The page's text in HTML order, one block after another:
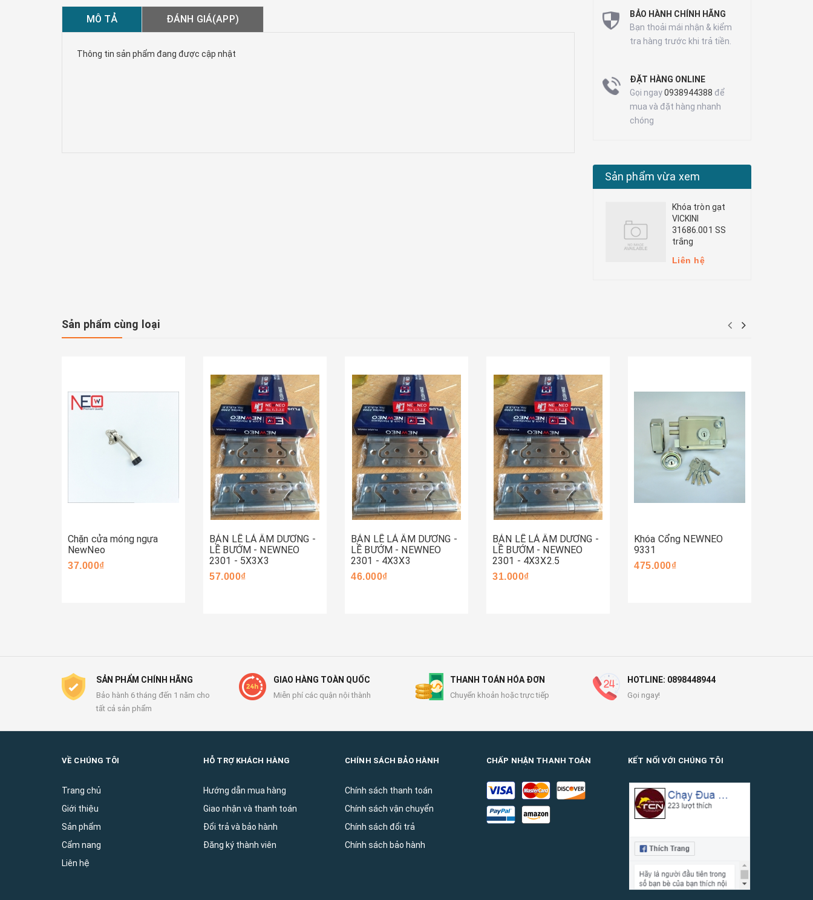
MÔ TẢ ĐÁNH GIÁ(APP)
Thông tin sản phẩm đang được cập nhật
BẢO HÀNH CHÍNH HÃNG
Bạn thoải mái nhận & kiểm
tra hàng trước khi trả tiền.
ĐẶT HÀNG ONLINE
Gọi ngay0938944388 để
mua và đặt hàng nhanh
chóng
Sản phẩm vừa xem
Khóa tròn gạt
VICKINI
31686.001 SS
trắng
Liên hệ
Sản phẩm cùng loại
Chặn cửa móng ngựa
NewNeo
37.000₫
BẢN LỀ LÁ ÂM DƯƠNG -
LỀ BƯỚM - NEWNEO
2301 - 5X3X3
57.000₫
BẢN LỀ LÁ ÂM DƯƠNG -
LỀ BƯỚM - NEWNEO
2301 - 4X3X3
46.000₫
BẢN LỀ LÁ ÂM DƯƠNG -
LỀ BƯỚM - NEWNEO
2301 - 4X3X2.5
31.000₫
Khóa Cổng NEWNEO
9331
475.000₫
SẢN PHẨM CHÍNH HÃNG
Bảo hành 6 tháng đến 1 năm cho
tất cả sản phẩm
GIAO HÀNG TOÀN QUỐC
Miễn phí các quận nội thành
THANH TOÁN HÓA ĐƠN
Chuyển khoản hoặc trực tiếp
HOTLINE: 0898448944
Gọi ngay!
VỀ CHÚNG TÔI
Trang chủ
Giới thiệu
Sản phẩm
Cẩm nang
Liên hệ
HỖ TRỢ KHÁCH HÀNG
Hướng dẫn mua hàng
Giao nhận và thanh toán
Đổi trả và bảo hành
Đăng ký thành viên
CHÍNH SÁCH BẢO HÀNH
Chính sách thanh toán
Chính sách vận chuyển
Chính sách đổi trả
Chính sách bảo hành
CHẤP NHẬN THANH TOÁN KẾT NỐI VỚI CHÚNG TÔI